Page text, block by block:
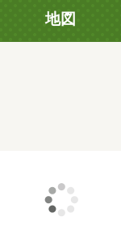
地図